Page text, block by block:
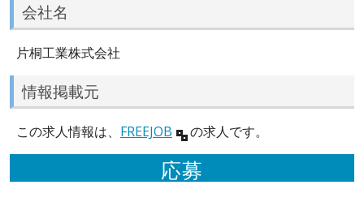
会社名
片桐工業株式会社
情報掲載元
この求人情報は、 FREEJOB の求人です。
応募